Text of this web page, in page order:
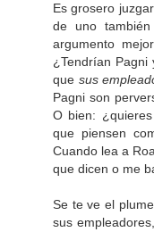
Es grosero
de uno
argumento
¿Tendrían Pagni
que sus
Pagni son
O bien:
que piensen
Cuando lea a
que dicen o me
Se te ve el
sus